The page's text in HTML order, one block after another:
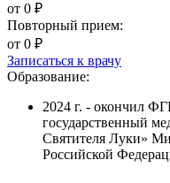
от 0 ₽
Повторный прием:
от 0 ₽
Записаться к врачу
Образование:
2024 г. - окончил
государственный
Святителя Луки»
Российской